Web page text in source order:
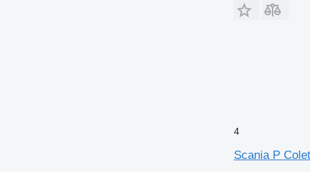
4
Scania P